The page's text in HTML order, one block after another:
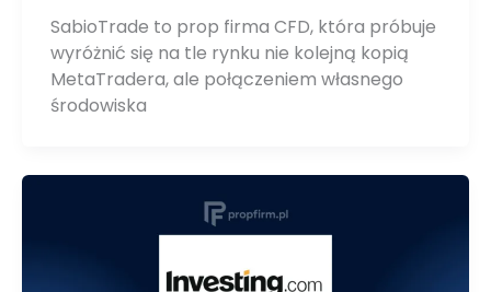
SabioTrade to prop firma CFD, która próbuje
wyróżnić się na tle rynku nie kolejną kopią
MetaTradera, ale połączeniem własnego
środowiska